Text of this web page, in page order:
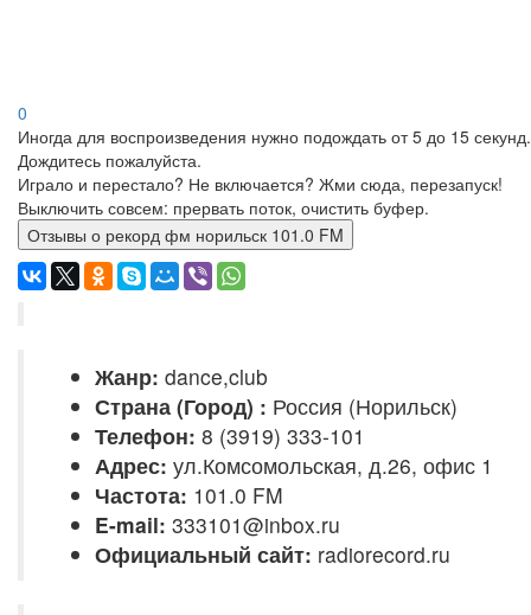
0
Иногда для воспроизведения нужно подождать от 5 до 15 секунд.
Дождитесь пожалуйста.
Играло и перестало? Не включается? Жми сюда, перезапуск!
Выключить совсем: прервать поток, очистить буфер.
Отзывы о рекорд фм норильск 101.0 FM
Жанр: dance,club
Страна (Город) : Россия (Норильск)
Телефон: 8 (3919) 333-101
Адрес: ул.Комсомольская, д.26, офис 1
Частота: 101.0 FM
E-mail: 333101@inbox.ru
Официальный сайт: radiorecord.ru